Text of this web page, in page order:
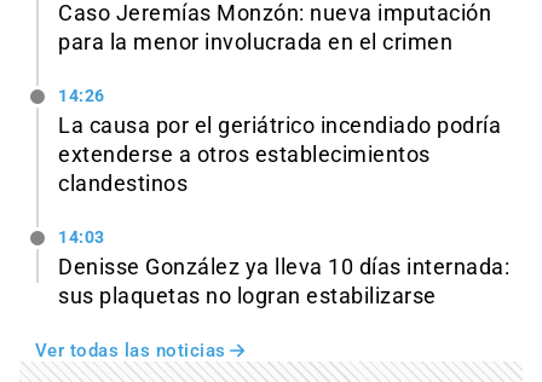
Caso Jeremías Monzón: nueva imputación
para la menor involucrada en el crimen
14:26
La causa por el geriátrico incendiado podría
extenderse a otros establecimientos
clandestinos
14:03
Denisse González ya lleva 10 días internada:
sus plaquetas no logran estabilizarse
Ver todas las noticias